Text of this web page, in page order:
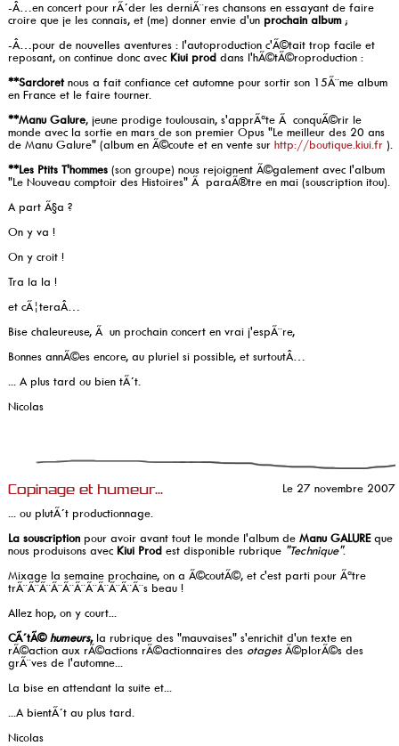
-Â…en concert pour rÃ´der les derniÃ¨res chansons en essayant de faire
croire que je les connais, et (me) donner envie d'un prochain album;
-Â…pour de nouvelles aventures : l'autoproduction c'Ã©tait trop facile et
reposant, on continue donc avec Kiui prod dans l'hÃ©tÃ©roproduction :
**Sarcloretnous a fait confiance cet automne pour sortir son 15Ã¨me album
en France et le faire tourner.
**Manu Galure, jeune prodige toulousain, s'apprÃªte Ã conquÃ©rir le
monde avec la sortie en mars de son premier Opus "Le meilleur des 20 ans
de Manu Galure" (album en Ã©coute et en vente surhttp://boutique.kiui.fr ).
**Les Ptits T'hommes (son groupe) nous rejoignent Ã©galement avec l'album
"Le Nouveau comptoir des Histoires" Ã paraÃ®tre en mai (souscription itou).
A part Ã§a ?
On y va !
On y croit !
Tra la la !
et cÃ¦teraÂ…
Bise chaleureuse, Ã un prochain concert en vrai j'espÃ¨re,
Bonnes annÃ©es encore, au pluriel si possible, et surtoutÂ…
... A plus tard ou bien tÃ´t.
Nicolas
Copinage et humeur...
Le 27 novembre 2007
... ou plutÃ´t productionnage.
La souscription pour avoir avant tout le monde l'album deManu GALUREque
nous produisons avec Kiui Prod est disponible rubrique "Technique".
Mixage la semaine prochaine, on a Ã©coutÃ©, et c'est parti pour Ãªtre
trÃ¨Ã¨Ã¨Ã¨Ã¨Ã¨Ã¨Ã¨Ã¨Ã¨Ã¨s beau !
Allez hop, on y court...
CÃ´tÃ©humeurs,la rubrique des "mauvaises" s'enrichit d'un texte en
rÃ©action aux rÃ©actions rÃ©actionnaires des otagesÃ©plorÃ©s des
grÃ¨ves de l'automne...
La bise en attendant la suite et...
...A bientÃ´t au plus tard.
Nicolas